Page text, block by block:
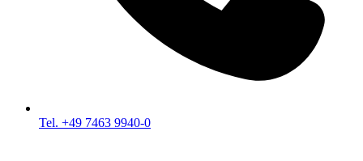
Tel. +49 7463 9940-0